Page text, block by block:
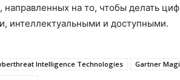
направленных на то, чтобы делать
интеллектуальными и доступными.
Intelligence Technologies Gartner